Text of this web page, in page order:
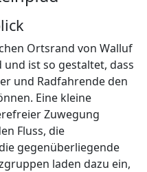
Ortsrand von Walluf
ist so gestaltet, dass
und Radfahrende den
Eine kleine
Zuwegung
Fluss, die
gegenüberliegende
laden dazu ein,